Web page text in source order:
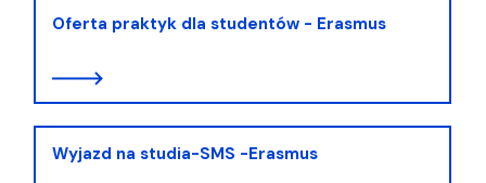
Oferta praktyk dla studentów - Erasmus
Wyjazd na studia-SMS -Erasmus